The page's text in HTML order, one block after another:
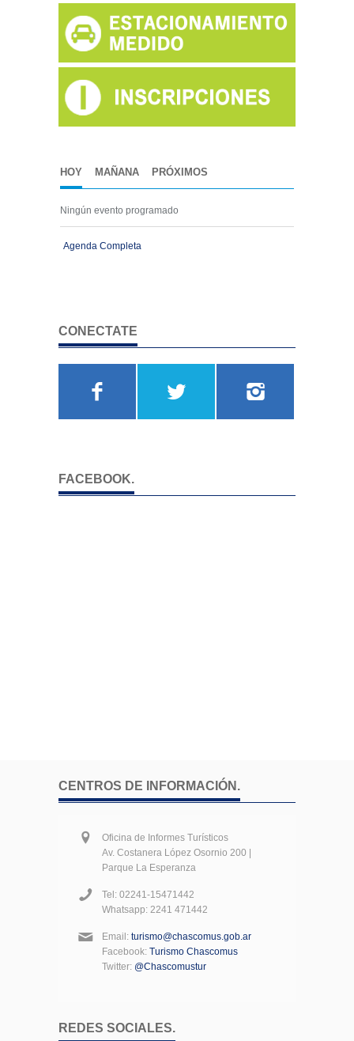
HOY MAÑANA PRÓXIMOS
Ningún evento programado
Agenda Completa
CONECTATE
FACEBOOK.
CENTROS DE INFORMACIÓN.
Oficina de Informes Turísticos
Av. Costanera López Osornio 200 |
Parque La Esperanza
Tel: 02241-15471442
Whatsapp: 2241 471442
Email: turismo@chascomus.gob.ar
Facebook: Turismo Chascomus
Twitter: @Chascomustur
REDES SOCIALES.